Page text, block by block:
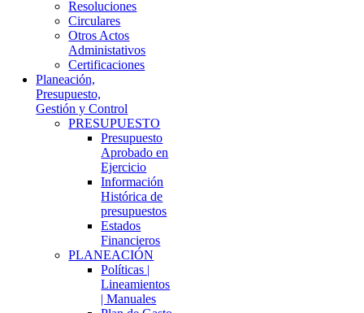
Resoluciones
Circulares
Otros Actos
Administativos
Certificaciones
Planeación,
Presupuesto,
Gestión y Control
PRESUPUESTO
Presupuesto
Aprobado en
Ejercicio
Información
Histórica de
presupuestos
Estados
Financieros
PLANEACIÓN
Políticas |
Lineamientos
| Manuales